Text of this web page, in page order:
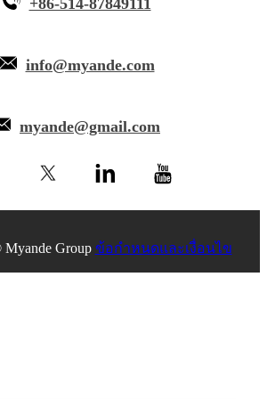
info@myande.com
myande@gmail.com
Group ข้อกำหนดและเงื่อนไข